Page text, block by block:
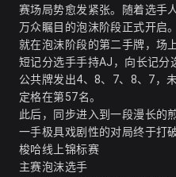
赛场局势愈发紧张。随着选手
万众瞩目的泡沫阶段正式开启。
就在泡沫阶段的第二手牌，场
短记分选手手持AJ，向长记分
公共牌发出4、8、7、8、7，
定格在第57名。
此后，同步进入到一段漫长的
一手极具戏剧性的对局终于打
梭哈线上锦标赛
主赛泡沫选手